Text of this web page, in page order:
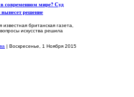
современном мире? Суд
решение
британская газета,
искусства решила
| Воскресенье, 1 Ноября 2015